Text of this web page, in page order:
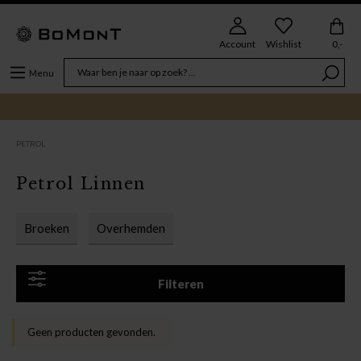
Menu
Account Wishlist 0,-
PETROL
Broeken Overhemden
Filteren
Petrol Linnen
Geen producten gevonden.